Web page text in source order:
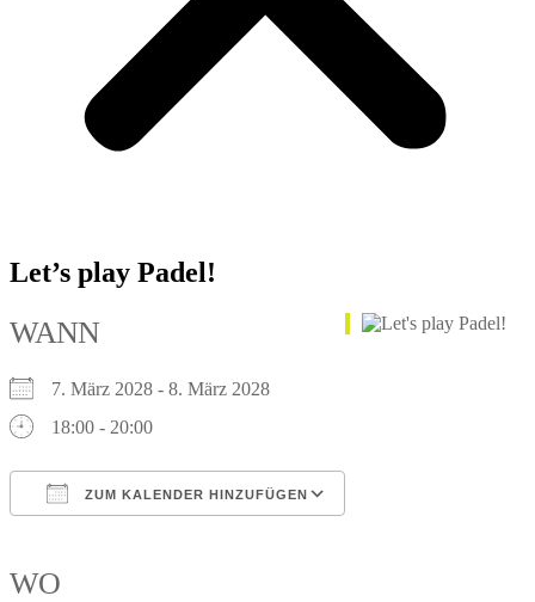
Let’s play Padel!
WANN
7. März 2028 - 8. März 2028
18:00 - 20:00
ZUM KALENDER HINZUFÜGEN
WO